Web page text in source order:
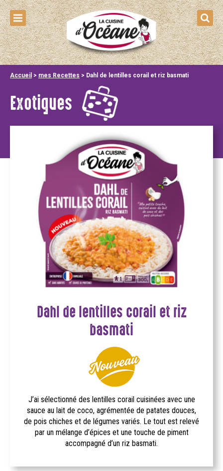
Accueil > mes Recettes > Dahl de lentilles corail et riz basmati
Exotiques
Dahl de lentilles corail et riz
basmati
J’ai sélectionné des lentilles corail cuisinées avec une
sauce au lait de coco, agrémentée de patates douces,
de pois chiches et de légumes variés. Le tout est relevé
par un mélange d’épices et une touche de piment
accompagné d’un riz basmati.